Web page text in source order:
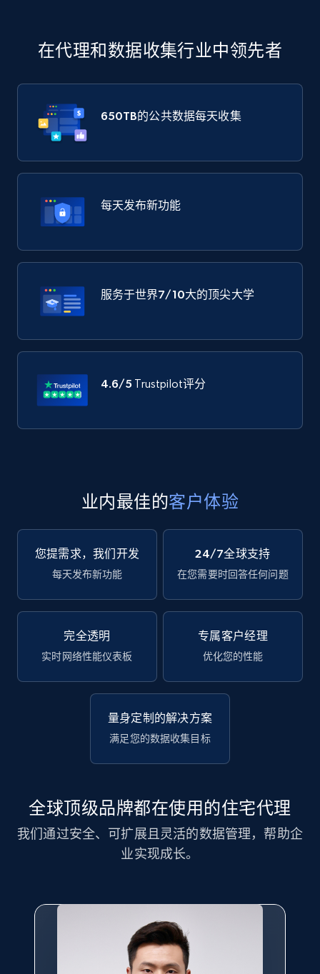
在代理和数据收集行业中领先者
650TB的公共数据每天收集
每天发布新功能
服务于世界7/10大的顶尖大学
4.6/5 Trustpilot评分
业内最佳的客户体验
您提需求，我们开发
每天发布新功能
24/7全球支持
在您需要时回答任何问题
完全透明
实时网络性能仪表板
专属客户经理
优化您的性能
量身定制的解决方案
满足您的数据收集目标
全球顶级品牌都在使用的住宅代理
我们通过安全、可扩展且灵活的数据管理，帮助企
业实现成长。